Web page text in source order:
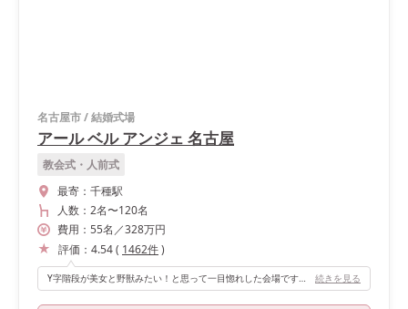
名古屋市/結婚式場
アール ベル アンジェ 名古屋
教会式・人前式
最寄： 千種駅
人数： 2名〜120名
費用： 55名 ／328万円
評価： 4.54( 1462件)
Y字階段が美女と野獣みたい！と思って一目惚れした会場です。 新郎新婦の入場はもちろん、ビッグスプーンを持った友人が階段の上に登場して注目を集める、という演出にも活躍しました。 続きを見る